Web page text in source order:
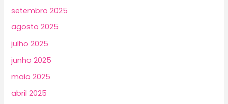
setembro 2025
agosto 2025
julho 2025
junho 2025
maio 2025
abril 2025